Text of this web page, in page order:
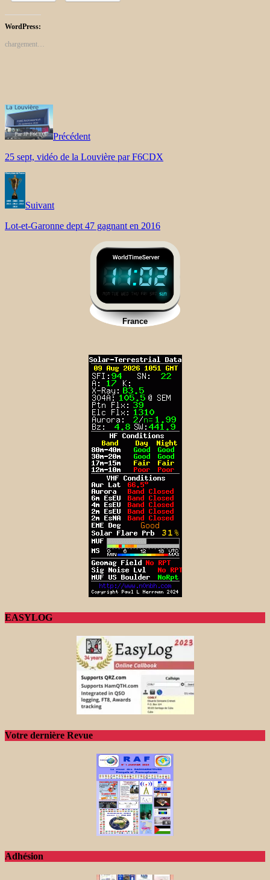
WordPress:
chargement…
Précédent
25 sept, vidéo de la Louvière par F6CDX
Suivant
Lot-et-Garonne dept 47 gagnant en 2016
EASYLOG
Votre dernière Revue
Adhésion